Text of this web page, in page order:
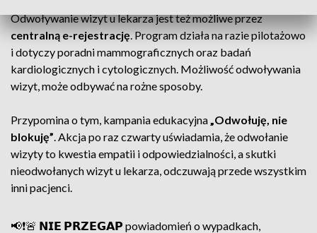
Odwoływanie wizyt u lekarza jest też możliwe przez
centralną e-rejestrację. Program działa na razie pilotażowo
i dotyczy poradni mammograficznych oraz badań
kardiologicznych i cytologicznych. Możliwość odwoływania
wizyt, może odbywać na rożne sposoby.
Przypomina o tym, kampania edukacyjna„Odwołuję, nie
blokuję”. Akcja po raz czwarty uświadamia, że odwołanie
wizyty to kwestia empatii i odpowiedzialności, a skutki
nieodwołanych wizyt u lekarza, odczuwają przede wszystkim
inni pacjenci.
📢❗🚨 𝗡𝗜𝗘 𝗣𝗥𝗭𝗘𝗚𝗔𝗣 powiadomień o wypadkach,